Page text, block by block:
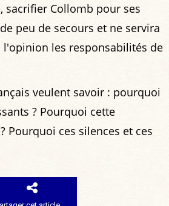
sacrifier Collomb pour ses
peu de secours et ne servira
les responsabilités de
veulent savoir : pourquoi
? Pourquoi cette
Pourquoi ces silences et ces